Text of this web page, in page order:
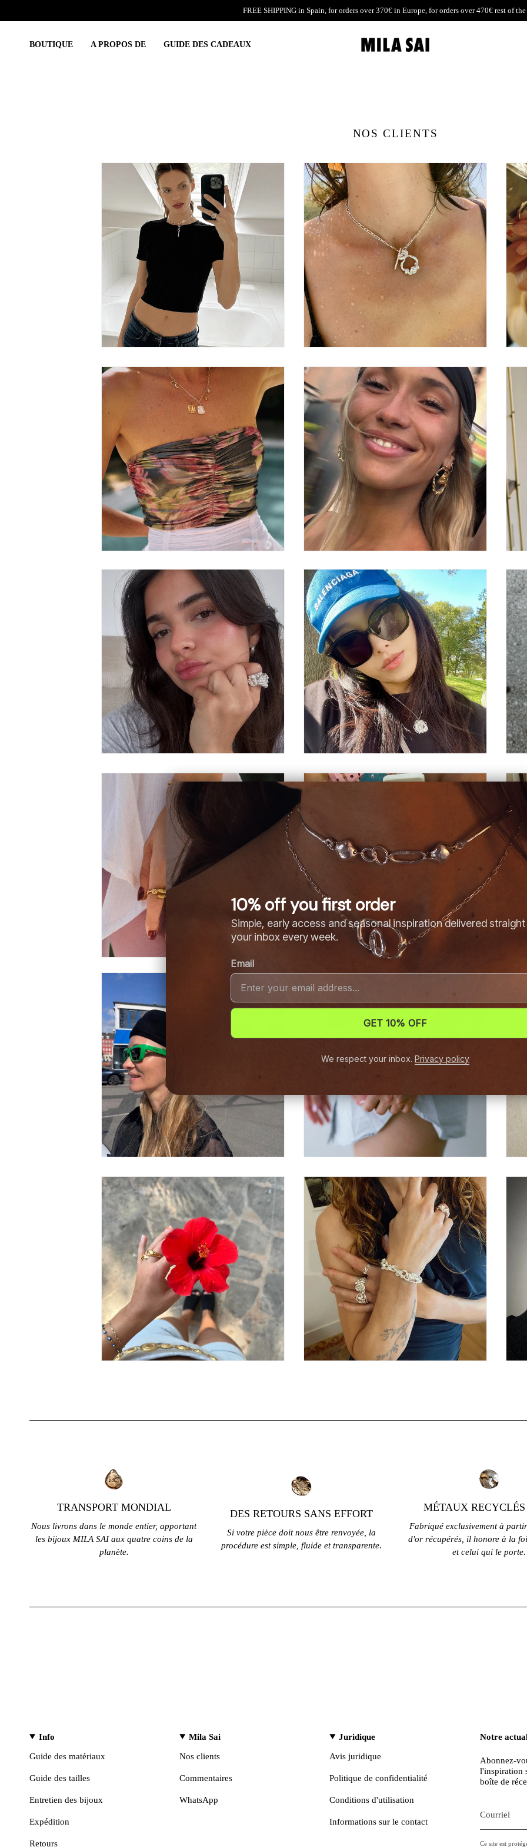
FREE SHIPPING in Spain, for orders over 370€ in Europe, for orders over 470€ rest of
BOUTIQUE A PROPOS DE GUIDE DES CADEAUX
NOS CLIENTS
TRANSPORT MONDIAL
Nous livrons dans le monde entier, apportant
les bijoux MILA SAI aux quatre coins de la
planète.
DES RETOURS SANS EFFORT
Si votre pièce doit nous être renvoyée, la
procédure est simple, fluide et transparente.
MÉTAUX RECYCLÉS
Fabriqué exclusivement à
d'or récupérés, il honore à la
et celui qui le porte.
Info
Guide des matériaux
Guide des tailles
Entretien des bijoux
Expédition
Retours
Mila Sai
Nos clients
Commentaires
WhatsApp
Juridique
Avis juridique
Politique de confidentialité
Conditions d'utilisation
Informations sur le contact
Notre
Abonnez-
l'inspiration
boîte de
Ce site est
10% off you first order
Simple, early access and seasonal inspiration delivered
your inbox every week.
Email
GET 10% OFF
We respect your inbox. Privacy policy